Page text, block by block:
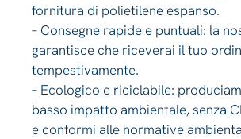
fornitura di polietilene espanso.
– Consegne rapide e puntuali: la
garantisce che riceverai il tuo
tempestivamente.
– Ecologico e riciclabile:
basso impatto ambientale, senza
e conformi alle normative